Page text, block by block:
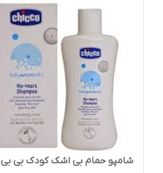
شامپو حمام بی اشک کودک بی بی